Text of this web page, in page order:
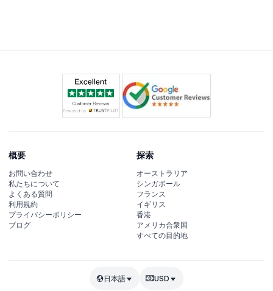
概要
お問い合わせ
私たちについて
よくある質問
利用規約
プライバシーポリシー
ブログ
探索
オーストラリア
シンガポール
フランス
イギリス
香港
アメリカ合衆国
すべての目的地
日本語 USD